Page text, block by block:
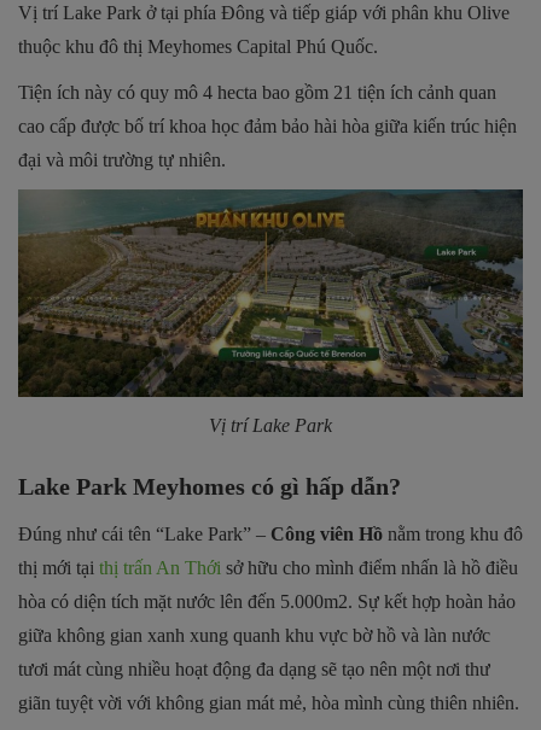
Vị trí Lake Park ở tại phía Đông và tiếp giáp với phân khu Olive
thuộc khu đô thị Meyhomes Capital Phú Quốc.
Tiện ích này có quy mô 4 hecta bao gồm 21 tiện ích cảnh quan
cao cấp được bố trí khoa học đảm bảo hài hòa giữa kiến trúc hiện
đại và môi trường tự nhiên.
Vị trí Lake Park
Lake Park Meyhomes có gì hấp dẫn?
Đúng như cái tên “Lake Park” – Công viên Hồ nằm trong khu đô
thị mới tại thị trấn An Thới sở hữu cho mình điểm nhấn là hồ điều
hòa có diện tích mặt nước lên đến 5.000m2. Sự kết hợp hoàn hảo
giữa không gian xanh xung quanh khu vực bờ hồ và làn nước
tươi mát cùng nhiều hoạt động đa dạng sẽ tạo nên một nơi thư
giãn tuyệt vời với không gian mát mẻ, hòa mình cùng thiên nhiên.